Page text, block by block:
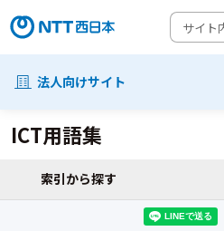
法人向けサイト
ICT用語集
索引から探す